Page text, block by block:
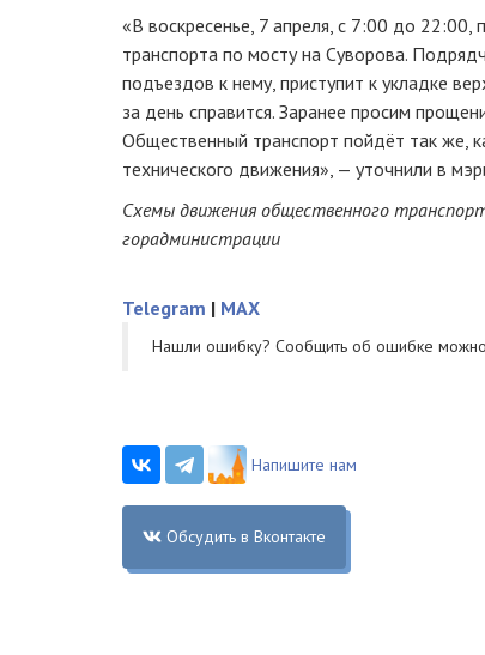
«В воскресенье, 7 апреля, с 7:00 до 22:00,
транспорта по мосту на Суворова.
подъездов к нему, приступит к укладке
за день справится. Заранее просим
Общественный транспорт пойдёт так же,
технического движения», — уточнили в
Схемы движения общественного
горадминистрации
Telegram | MAX
Нашли ошибку? Cообщить об ошибке
Напишите нам
Обсудить в Вконтакте